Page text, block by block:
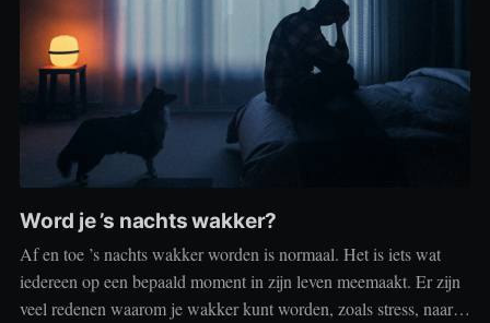
Word je ’s nachts wakker?
Af en toe ’s nachts wakker worden is normaal. Het is iets wat
iedereen op een bepaald moment in zijn leven meemaakt. Er zijn
veel redenen waarom je wakker kunt worden, zoals stress, naar